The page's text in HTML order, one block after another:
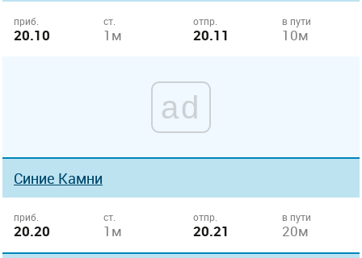
приб.
20.10
ст.
1м
отпр.
20.11
в пути
10м
ad
Синие Камни
приб.
20.20
ст.
1м
отпр.
20.21
в пути
20м